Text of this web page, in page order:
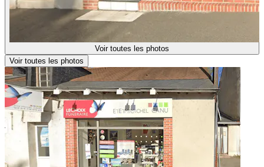
Voir toutes les photos
Voir toutes les photos